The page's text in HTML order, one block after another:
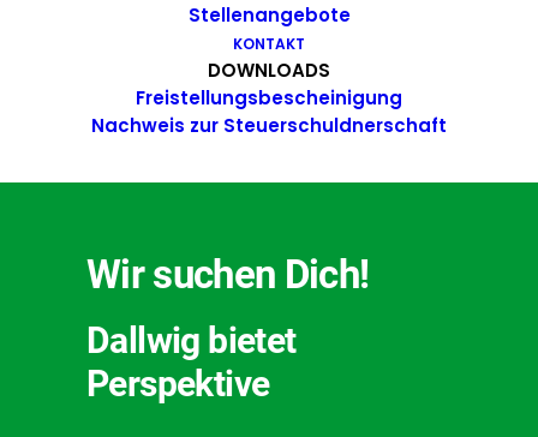
Stellenangebote
KONTAKT
DOWNLOADS
Freistellungsbescheinigung
Nachweis zur Steuerschuldnerschaft
WEITER
Wir suchen Dich!
Dallwig bietet
Perspektive